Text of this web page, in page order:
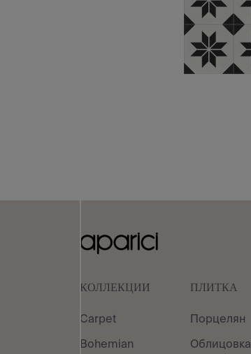
КОЛЛЕКЦИИ
Carpet
Bohemian
ПЛИТКА
Порцелян
Облицовка